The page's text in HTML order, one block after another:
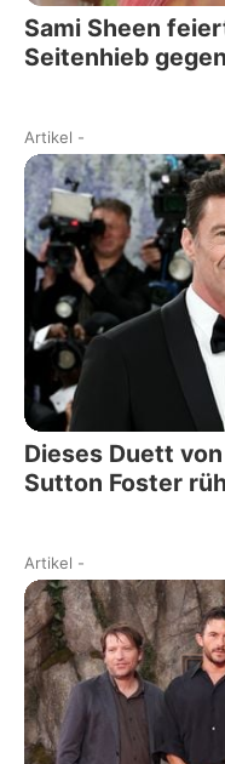
Sami Sheen
Seitenhieb
Artikel -
Dieses Duett
Sutton Foster
Artikel -